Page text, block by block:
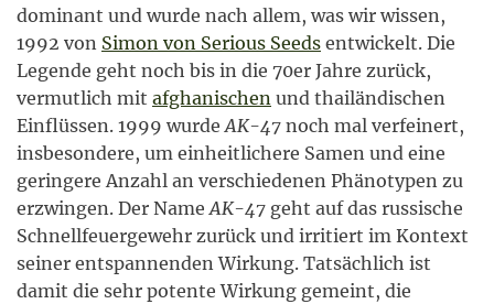
dominant und wurde nach allem, was wir wissen,
1992 von Simon von Serious Seeds entwickelt. Die
Legende geht noch bis in die 70er Jahre zurück,
vermutlich mit afghanischen und thailändischen
Einflüssen. 1999 wurdeAK-47 noch mal verfeinert,
insbesondere, um einheitlichere Samen und eine
geringere Anzahl an verschiedenen Phänotypen zu
erzwingen. Der NameAK-47 geht auf das russische
Schnellfeuergewehr zurück und irritiert im Kontext
seiner entspannenden Wirkung. Tatsächlich ist
damit die sehr potente Wirkung gemeint, die